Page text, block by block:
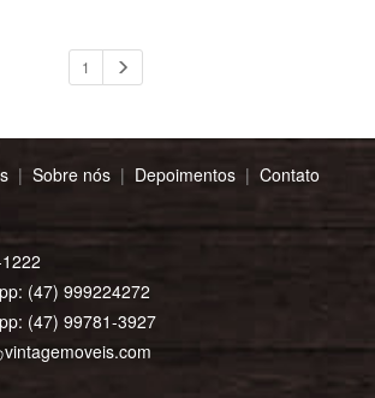
1
| Sobre nós | Depoimentos | Contato
(47) 999224272
(47) 99781-3927
vintagemoveis.com